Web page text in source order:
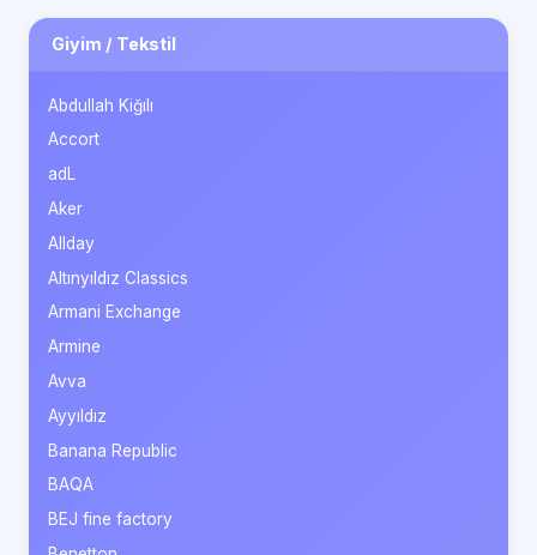
Giyim / Tekstil
Abdullah Kiğılı
Accort
adL
Aker
Allday
Altınyıldız Classics
Armani Exchange
Armine
Avva
Ayyıldız
Banana Republic
BAQA
BEJ fine factory